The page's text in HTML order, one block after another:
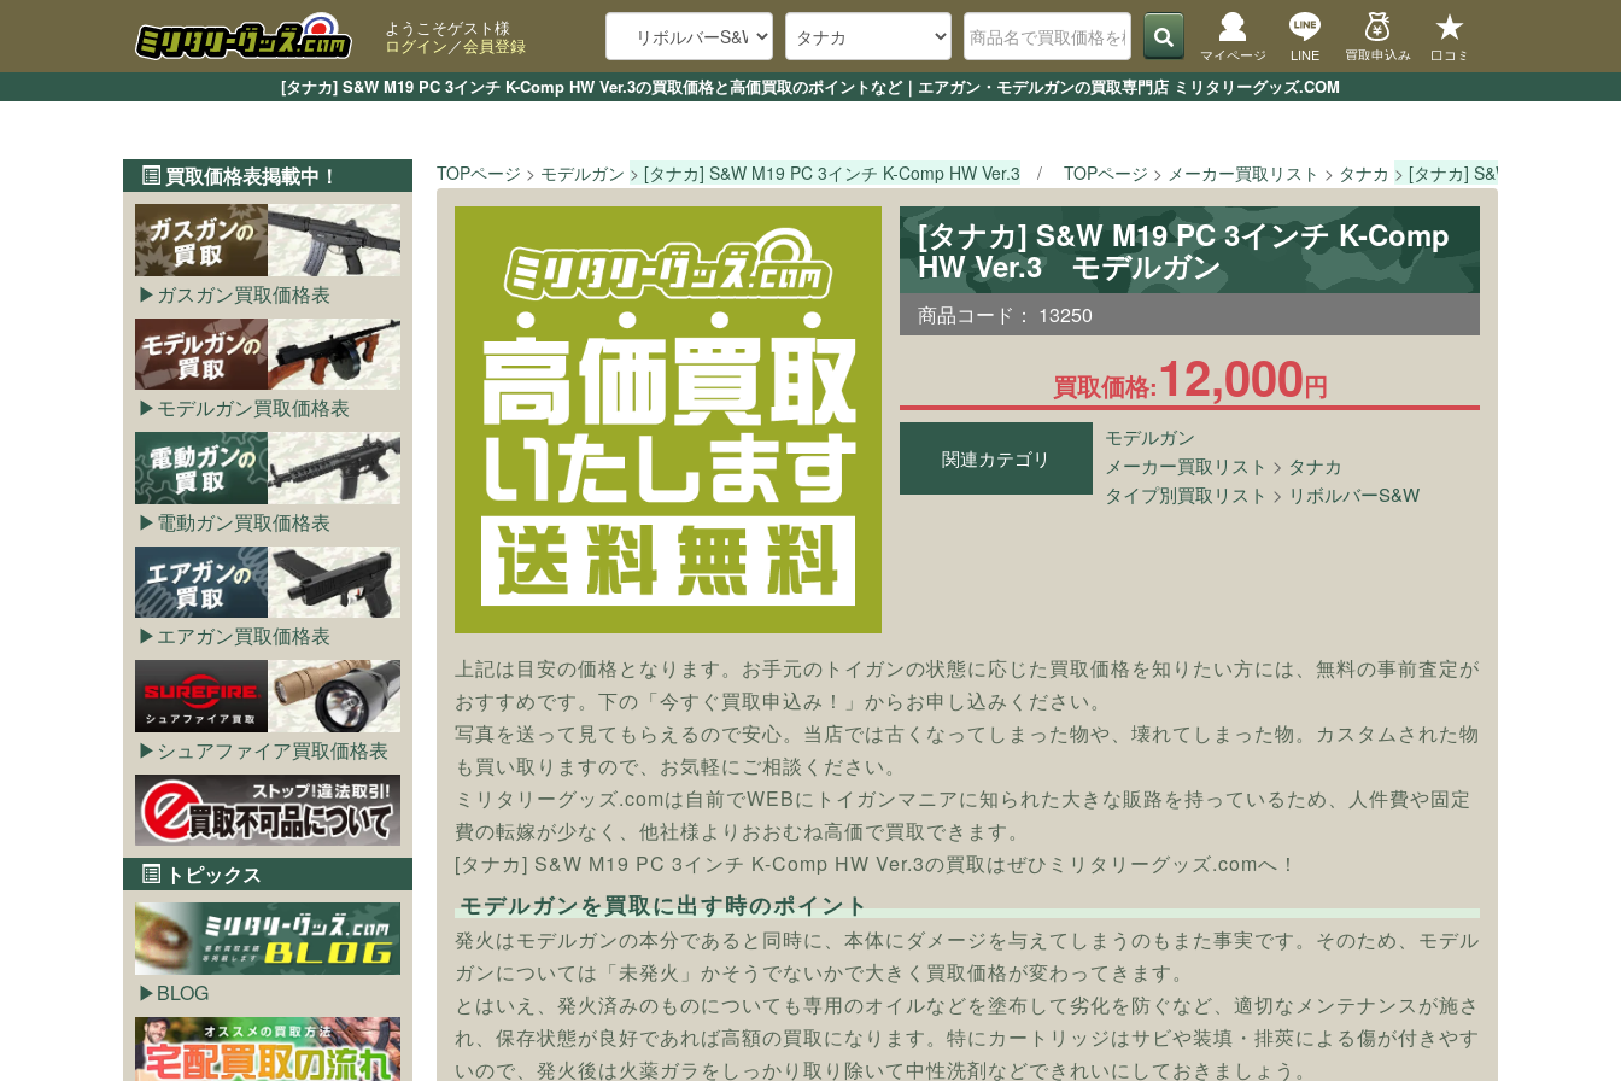
[タナカ] S&W M19 PC 3インチ K-Comp HW Ver.3の買取価格と高価買取のポイントなど｜エアガン・モデルガンの買取専門店 ミリタリーグッズ.COM
ようこそゲスト様
ログイン／会員登録 マイページ LINE 買取申込み 口コミ
TOPページ モデルガン [タナカ] S&W M19 PC 3インチ K-Comp HW Ver.3 TOPページ メーカー買取リスト タナカ [タナカ] S&W M19 PC 3イ
[タナカ] S&W M19 PC 3インチ K-Comp
HW Ver.3 モデルガン
商品コード： 13250
買取価格:12,000円
関連カテゴリ
モデルガン
メーカー買取リスト > タナカ
タイプ別買取リスト > リボルバーS&W
上記は目安の価格となります。お手元のトイガンの状態に応じた買取価格を知りたい方には、無料の事前査定が
おすすめです。下の「今すぐ買取申込み！」からお申し込みください。
写真を送って見てもらえるので安心。当店では古くなってしまった物や、壊れてしまった物。カスタムされた物
も買い取りますので、お気軽にご相談ください。
ミリタリーグッズ.comは自前でWEBにトイガンマニアに知られた大きな販路を持っているため、人件費や固定
費の転嫁が少なく、他社様よりおおむね高価で買取できます。
[タナカ] S&W M19 PC 3インチ K-Comp HW Ver.3の買取はぜひミリタリーグッズ.comへ！
モデルガンを買取に出す時のポイント
発火はモデルガンの本分であると同時に、本体にダメージを与えてしまうのもまた事実です。そのため、モデル
ガンについては「未発火」かそうでないかで大きく買取価格が変わってきます。
とはいえ、発火済みのものについても専用のオイルなどを塗布して劣化を防ぐなど、適切なメンテナンスが施さ
れ、保存状態が良好であれば高額の買取になります。特にカートリッジはサビや装填・排莢による傷が付きやす
いので、発火後は火薬ガラをしっかり取り除いて中性洗剤などできれいにしておきましょう。
買取価格表掲載中！
ガスガン買取価格表
モデルガン買取価格表
電動ガン買取価格表
エアガン買取価格表
シュアファイア買取価格表
トピックス
BLOG